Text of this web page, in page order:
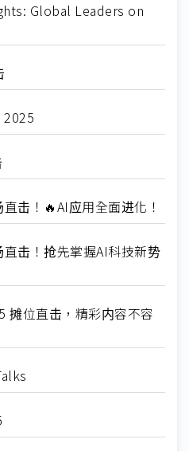
Global Leaders on
击！🔥AI应用全面进化！
直击！抢先掌握AI科技新势
摊位直击，精彩内容不容